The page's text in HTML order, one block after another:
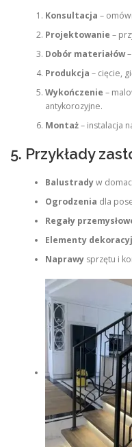
Konsultacja –
Projektowanie –
Dobór materiałów–
Produkcja – cięcie,
Wykończenie –
antykorozyjne.
Montaż– instalacja
5. Przykłady
Balustradyw
Ogrodzenia dla
Regały
Elementy
Naprawysprzętu i